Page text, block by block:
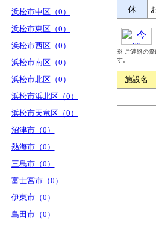
浜松市中区（0）
浜松市東区（0）
浜松市西区（0）
浜松市南区（0）
浜松市北区（0）
浜松市浜北区（0）
浜松市天竜区（0）
沼津市（0）
熱海市（0）
三島市（0）
富士宮市（0）
伊東市（0）
島田市（0）
休
※ ご連絡の際
す。
施設名